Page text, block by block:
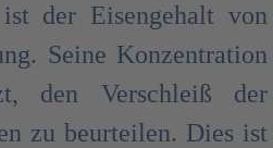
der Eisengehalt von
Seine Konzentration
den Verschleiß der
zu beurteilen. Dies ist